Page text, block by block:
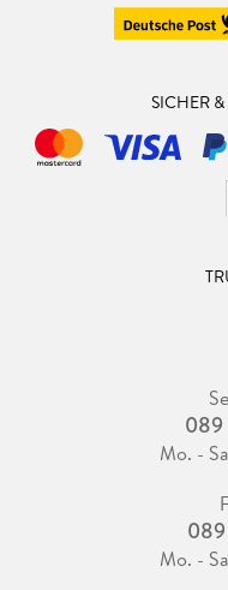
SICHER
089
Mo. -
Mo. -